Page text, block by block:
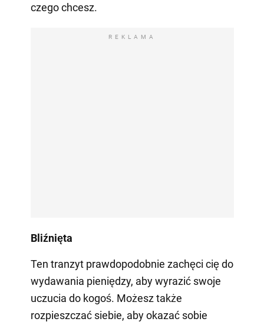
czego chcesz.
REKLAMA
Bliźnięta
Ten tranzyt prawdopodobnie zachęci cię do
wydawania pieniędzy, aby wyrazić swoje
uczucia do kogoś. Możesz także
rozpieszczać siebie, aby okazać sobie